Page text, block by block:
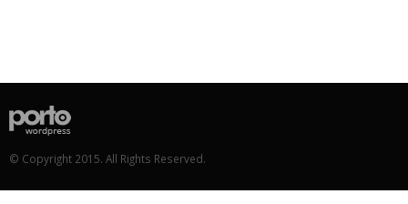
© Copyright 2015. All Rights Reserved.